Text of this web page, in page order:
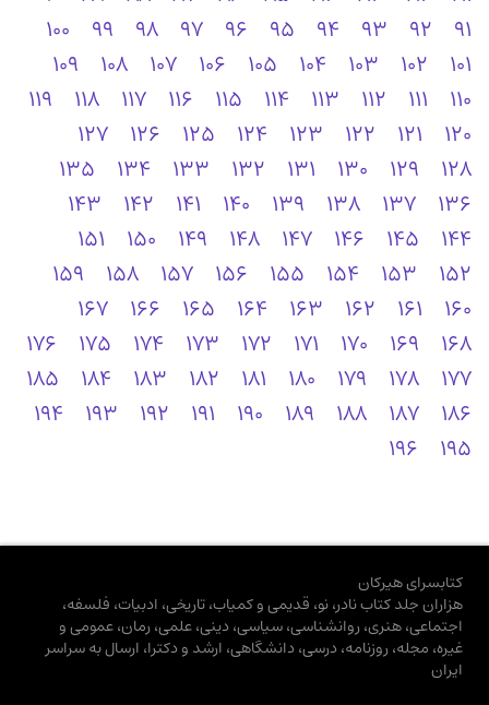
91
92
93
94
95
96
97
98
99
100
101
102
103
104
105
106
107
108
109
110
111
112
113
114
115
116
117
118
119
120
121
122
123
124
125
126
127
128
129
130
131
132
133
134
135
136
137
138
139
140
141
142
143
144
145
146
147
148
149
150
151
152
153
154
155
156
157
158
159
160
161
162
163
164
165
166
167
168
169
170
171
172
173
174
175
176
177
178
179
180
181
182
183
184
185
186
187
188
189
190
191
192
193
194
195
196
کتابسرای هیرکان
هزاران جلد کتاب نادر، نو، قدیمی و کمیاب، تاریخی، ادبیات، فلسفه،
اجتماعی، هنری، روانشناسی، سیاسی، دینی، علمی، رمان، عمومی و
غیره، مجله، روزنامه، درسی، دانشگاهی، ارشد و دکترا، ارسال به سراسر
ایران